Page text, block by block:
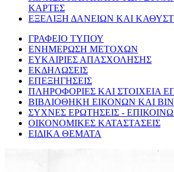
ΚΑΡΤΕΣ
ΕΞΕΛΙΞΗ ΔΑΝΕΙΩΝ ΚΑΙ
ΓΡΑΦΕΙΟ ΤΥΠΟΥ
ΕΝΗΜΕΡΩΣΗ ΜΕΤΟΧΩΝ
ΕΥΚΑΙΡΙΕΣ ΑΠΑΣΧΟΛΗΣΗΣ
ΕΚΔΗΛΩΣΕΙΣ
ΕΠΕΞΗΓΗΣΕΙΣ
ΠΛΗΡΟΦΟΡΙΕΣ ΚΑΙ ΣΤΟΙΧΕΙΑ
ΒΙΒΛΙΟΘΗΚΗ ΕΙΚΟΝΩΝ ΚΑΙ
ΣΥΧΝΕΣ ΕΡΩΤΗΣΕΙΣ -
ΟΙΚΟΝΟΜΙΚΕΣ ΚΑΤΑΣΤΑΣΕΙΣ
ΕΙΔΙΚΑ ΘΕΜΑΤΑ